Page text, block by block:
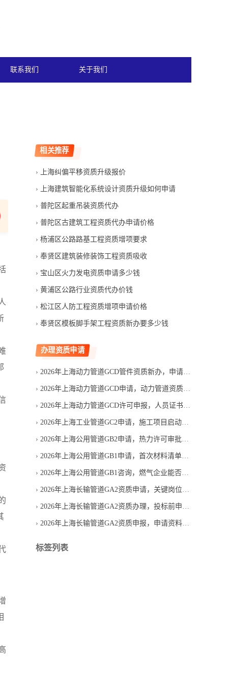
联系我们 关于我们
相关推荐
上海纠偏平移资质升级报价
上海建筑智能化系统设计资质升级如何申请
普陀区起重吊装资质代办
普陀区古建筑工程资质代办申请价格
杨浦区公路路基工程资质增项要求
奉贤区建筑装修装饰工程资质吸收
宝山区火力发电资质申请多少钱
黄浦区公路行业资质代办价钱
松江区人防工程资质增项申请价格
奉贤区模板脚手架工程资质新办要多少钱
办理资质申请
2026年上海动力管道GCD管件资质新办，申请费用包含哪些项目
2026年上海动力管道GCD申请，动力管道资质能否赶上投标
2026年上海动力管道GCD许可申报，人员证书如何匹配申请范围
2026年上海工业管道GC2申请，施工项目启动前要准备什么
2026年上海公用管道GB2申请，热力许可审批要等多久
2026年上海公用管道GB1申请，首次材料清单应按什么顺序整理
2026年上海公用管道GB1咨询，燃气企业能否直接申请
2026年上海长输管道GA2资质申请，关键岗位人员必须齐全吗
2026年上海长输管道GA2资质办理，投标前申请是否来得及
2026年上海长输管道GA2资质申报，申请资料怎样减少退回
标签列表